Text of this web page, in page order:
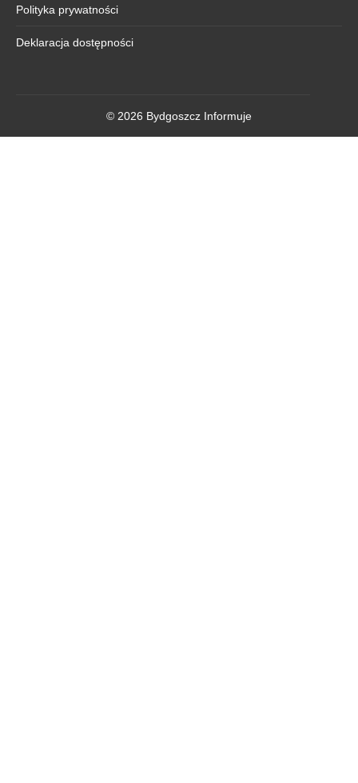
Polityka prywatności
Deklaracja dostępności
© 2026 Bydgoszcz Informuje